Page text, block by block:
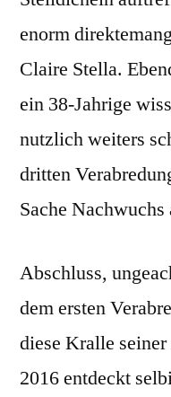
enorm
Claire Stella.
ein 38-Jahrige
nutzlich weiters
dritten
Sache Nachwuchs
Abschluss,
dem ersten
diese Kralle
2016 entdeckt